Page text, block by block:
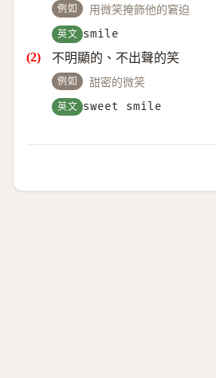
例如 用微笑掩飾他的窘迫
英文 smile
不明顯的、不出聲的笑
例如 甜密的微笑
英文 sweet smile